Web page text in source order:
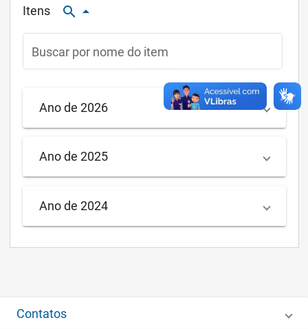
Itens search arrow_drop_up
Buscar por nome do item
Ano de 2026
Ano de 2025
Ano de 2024
Contatos